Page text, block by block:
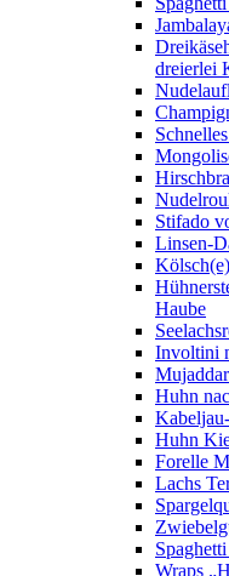
dreierlei
Stifado
Linsen-
Haube
Involtini
Huhn
Huhn
Forelle
Lachs
Wraps